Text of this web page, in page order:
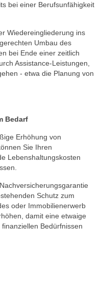
bei einer Berufsunfähigkeit
Wiedereingliederung ins
Umbau des
bei Ende einer zeitlich
Assistance-Leistungen,
- etwa die Planung von
Bedarf
Erhöhung von
Sie Ihren
Lebenshaltungskosten
Schutz zum
oder Immobilienerwerb
damit eine etwaige
Bedürfnissen